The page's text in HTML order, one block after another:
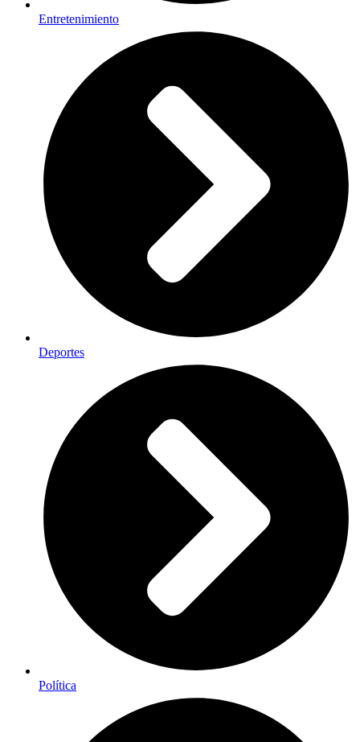
Entretenimiento
Deportes
Política